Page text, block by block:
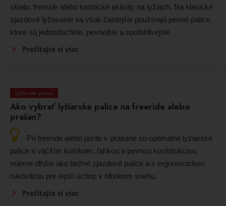
skialp, freeride alebo turistické aktivity na lyžiach. Na klasické
zjazdové lyžovanie sa však častejšie používajú pevné palice,
ktoré sú jednoduchšie, pevnejšie a spoľahlivejšie.
Prečítajte si viac
Lyžiarske palice
Ako vybrať lyžiarske palice na freeride alebo
prašan?
Pri freeride alebo jazde v prašane sú optimálne lyžiarske
palice s väčším košíkom, ľahkou a pevnou konštrukciou,
mierne dlhšie ako bežné zjazdové palice a s ergonomickou
rukoväťou pre lepší úchop v hlbokom snehu.
Prečítajte si viac